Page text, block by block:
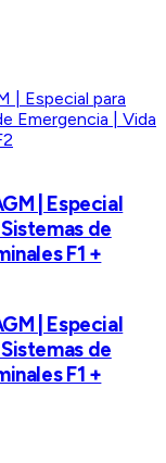
| Especial
de
F1 +
| Especial
de
F1 +